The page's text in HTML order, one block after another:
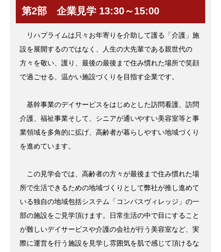
第2部 企業見学 13:30～15:00
リハプライムは只々お年寄りを介助して護る「介護」施
設を展開するのではなく、人生の大先輩である親世代の
方々を敬い、護り、最後の最後まで住み慣れた場所で笑顔
で過ごせる、温かい施設づくりを目指す企業です。
基幹事業のデイサービスをはじめとした訪問看護、訪問
介護、福祉事業そして、シニアが通いやすい美容室等と事
業領域を多角的に拡げ、高齢者が暮らしやすい地域づくり
を進めています。
この見学会では、高齢者の方々が最後まで住み慣れた場
所で生活できるための地域づくりとして弊社が推し進めて
いる独自の地域包括システム「コンパスヴィレッジ」の一
部の施設をご見学頂けます。日常生活の中で目にすること
が難しいデイサービスや介護の会社が行う美容室など、実
際に運営を行う施設を見学し雰囲気を肌で感じて頂けるな